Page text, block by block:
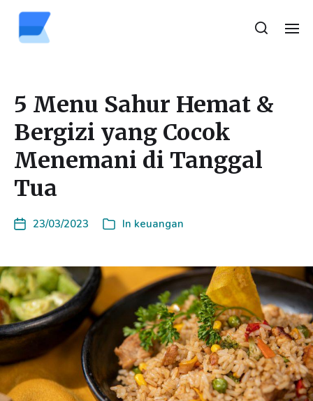
5 Menu Sahur Hemat &
Bergizi yang Cocok
Menemani di Tanggal
Tua
23/03/2023 In keuangan